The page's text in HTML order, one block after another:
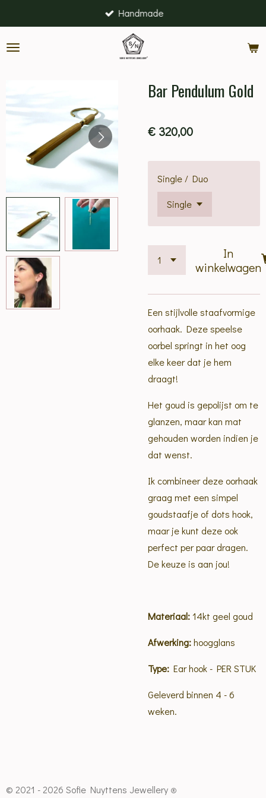
direct
naar
Handmade
Bar Pendulum Gold
€ 320,00
Single / Duo
In
winkelwagen
Een stijlvolle staafvormige
oorhaak. Deze speelse
oorbel springt in het oog
elke keer dat je hem
draagt!
Het goud is gepolijst om te
glanzen, maar kan mat
gehouden worden indien je
dat wenst.
Ik combineer deze oorhaak
graag met een simpel
goudstaafje of dots hook,
maar je kunt deze ook
perfect per paar dragen.
De keuze is aan jou!
Materiaal:14kt geel goud
Afwerking:hoogglans
Type: Ear hook - PER STUK
Geleverd binnen 4 - 6
weken.
© 2021 - 2026 Sofie Nuyttens Jewellery ®